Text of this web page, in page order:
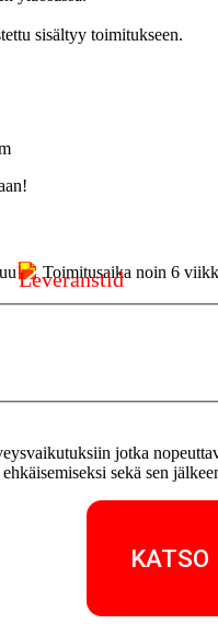
sisältyy toimitukseen.
Toimitusaika noin 6
jotka
sekä sen
KATSO